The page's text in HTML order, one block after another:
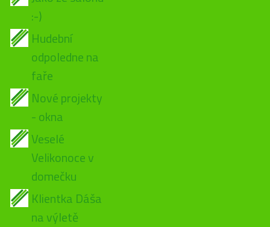
:-)
Hudební
odpoledne na
faře
Nové projekty
- okna
Veselé
Velikonoce v
domečku
Klientka Dáša
na výletě